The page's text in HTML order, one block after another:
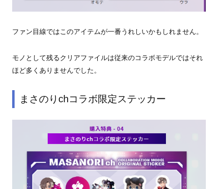
ファン目線ではこのアイテムが一番うれしいかもしれません。
モノとして残るクリアファイルは従来のコラボモデルではそれ
ほど多くありませんでした。
まさのりchコラボ限定ステッカー